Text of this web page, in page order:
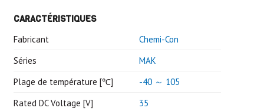
CARACTÉRISTIQUES
Fabricant
Chemi-Con
Séries
MAK
Plage de température [℃]
-40 ～ 105
Rated DC Voltage [V]
35